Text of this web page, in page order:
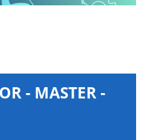
- MASTER -